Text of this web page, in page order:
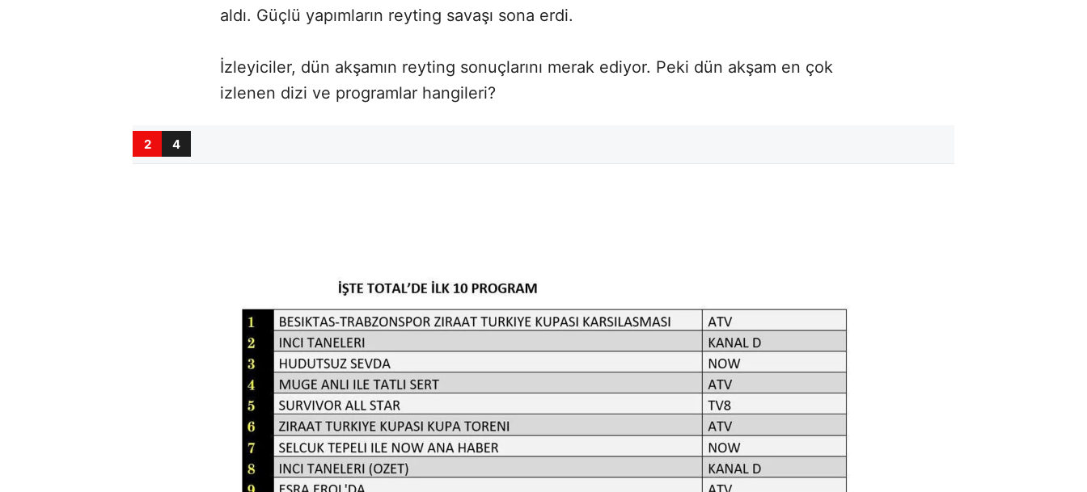
aldı. Güçlü yapımların reyting savaşı sona erdi.
İzleyiciler, dün akşamın reyting sonuçlarını merak ediyor. Peki dün akşam en çok
izlenen dizi ve programlar hangileri?
2 4